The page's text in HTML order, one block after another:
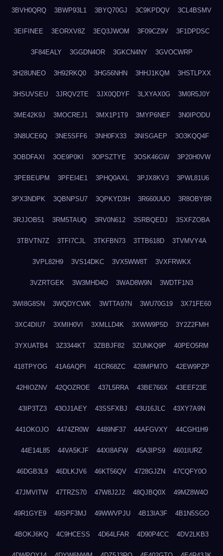
3BVH0QRQ 3BWP93L1 3BYQ70GJ 3C9KPDQV 3CL4BSMV
3EIFINEE 3EORXV8Z 3EQ3JWOM 3F09CZ9V 3F1DPDSC
3F84EALY 3GGDN4OR 3GKCN4NY 3GVOCWRP
3H28UNEO 3H92RKQ0 3HG56NHN 3HHJ1KQM 3HSTLPXX
3HSUVSEU 3JRQV2TE 3JX0QDYF 3LXYAX0G 3M0R5J0Y
3ME42K9J 3MOCREJ1 3MX1P1T9 3MYP6NEF 3N0IPODU
3N8UCE6Q 3NE5SFF6 3NH0FX33 3NISGAEP 3O3KQQ4F
3OBDFAXI 3OE9P0KI 3OPSZTYE 3OSK46GW 3P20H0VW
3PEBEUPM 3PFEI4E1 3PHQ0AXL 3PJX8KV3 3PWL81U6
3PX3NDPK 3QBNPSU7 3QPKYD3H 3R660UUO 3R8OBY8R
3RJJOB51 3RM5TAUQ 3RV0N612 3SRBQEDJ 3SXFZOBA
3TBVTN7Z 3TFI7CJL 3TKFBN73 3TTB618D 3TVMVY4A
3VPL82H9 3VS14DKC 3VX5WW8T 3VXFRWKX
3VZRTGEK 3W3MHD4O 3WAD8W9N 3WDTF1N3
3WI8G8SN 3WQDYCWK 3WTTA97N 3WU70G19 3X71FE60
3XC4DIU7 3XMIH0VI 3XMLLD4K 3XWW9P5D 3Y2Z2FMH
3YXUATB4 3Z3344KT 3ZBBJF82 3ZUNKQ9P 40PEO5RM
418TPYOG 41A6AQPI 41CR68ZC 428MPM7O 42EW9PZP
42HIOZNV 42QOZROE 437L5RRA 43BE766X 43EEF23E
43IP3TZ3 43OJ1AEY 43SSFXBJ 43U16JLC 43XY7A9N
441OKOJO 4474ZR0W 4489NF37 44AFGVXY 44CGH1H9
44E14L85 44VA5KJF 44XI8AFW 45A3IPS9 4601IURZ
46DGB3L9 46DLKJV6 46KT56QV 4728GJZN 47CQFY0O
47JMVITW 47TRZS70 47W8J2J2 48QJBQ0X 49MZ8W4O
49R1GYE9 49SPF3MJ 49WWVPJU 4B13IA3F 4B1N5SGO
4BOKJ6KQ 4C9HCESS 4D64LFAR 4D90P4CC 4DV2LKB3